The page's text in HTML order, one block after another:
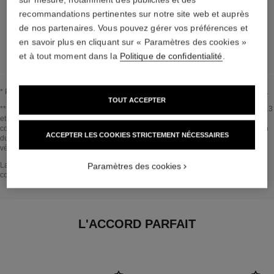
EN SAVOIR PLUS
* Proportion d’ingrédients et dérivés naturels calculée selon la norme ISO 16128.
Revenir au titre↩
** Estimation réalisée en Avril 2021 selon la méthode publiée par le GIEC en 2013
et la norme ISO 14067. Périmètre d'analyse : fabrication des ingrédients
cosmétiques et des composants d’emballage, production, distribution, l’utilisation
du produit (si pertinent pour le produit) et fin de vie de l’emballage. Méthodologie
vérifiée par Bureau Veritas.
Revenir au titre↩
La section AU CŒUR DU PRODUIT a été établie sur la base d’informations
collectées et validées en avril 2021.
L'ACCORD PARFAIT
recommandations pertinentes sur notre site web et auprès
de nos partenaires. Vous pouvez gérer vos préférences et
en savoir plus en cliquant sur « Paramètres des cookies »
et à tout moment dans la Politique de confidentialité.
ACCEPTER LES COOKIES STRICTEMENT NÉCESSAIRES
TOUT ACCEPTER
Paramètres des cookies